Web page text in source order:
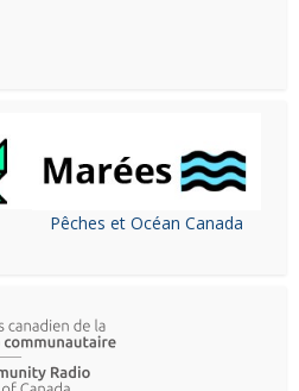
Pêches et Océan Canada